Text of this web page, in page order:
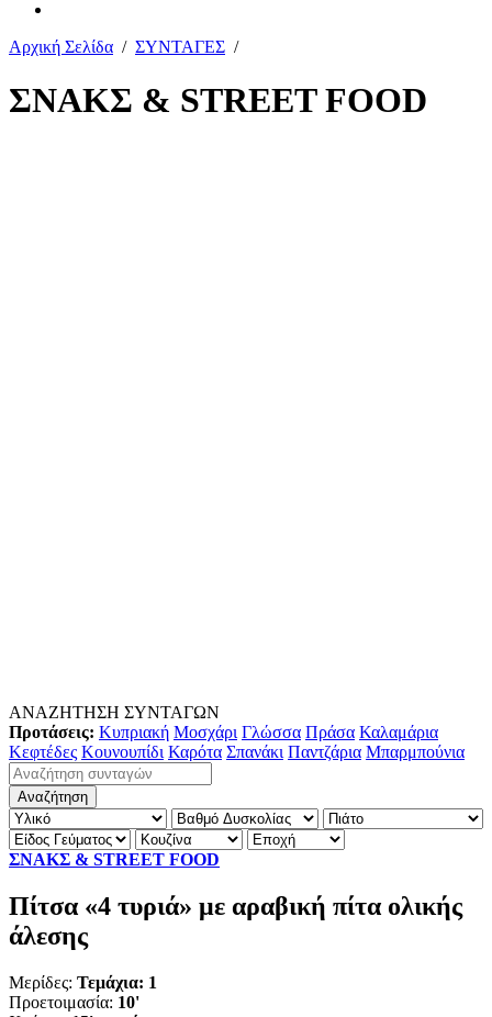
Αρχική Σελίδα / ΣΥΝΤΑΓΕΣ /
ΣΝΑΚΣ & STREET FOOD
ΑΝΑΖΗΤΗΣΗ ΣΥΝΤΑΓΩΝ
Προτάσεις: Κυπριακή Μοσχάρι Γλώσσα Πράσα Καλαμάρια
Κεφτέδες Κουνουπίδι Καρότα Σπανάκι Παντζάρια Μπαρμπούνια
ΣΝΑΚΣ & STREET FOOD
Πίτσα «4 τυριά» με αραβική πίτα ολικής
άλεσης
Μερίδες: Τεμάχια: 1
Προετοιμασία: 10'